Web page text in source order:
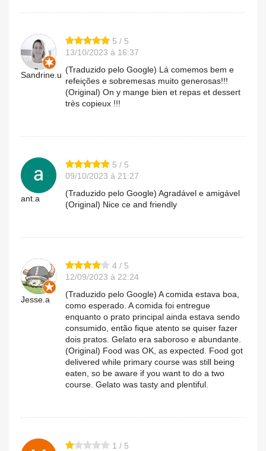
Sandrine.u
5 / 5
13/10/2023 à 16:37
(Traduzido pelo Google) Lá comemos bem e
refeições e sobremesas muito generosas!!!
(Original) On y mange bien et repas et dessert
très copieux !!!
ant.a
5 / 5
09/10/2023 à 21:27
(Traduzido pelo Google) Agradável e amigável
(Original) Nice ce and friendly
Jesse.a
4 / 5
12/09/2023 à 22:24
(Traduzido pelo Google) A comida estava boa,
como esperado. A comida foi entregue
enquanto o prato principal ainda estava sendo
consumido, então fique atento se quiser fazer
dois pratos. Gelato era saboroso e abundante.
(Original) Food was OK, as expected. Food got
delivered while primary course was still being
eaten, so be aware if you want to do a two
course. Gelato was tasty and plentiful.
1 / 5